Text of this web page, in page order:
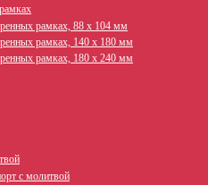
рамках, 88 х 104 мм
рамках, 140 х 180 мм
рамках, 180 х 240 мм
с молитвой